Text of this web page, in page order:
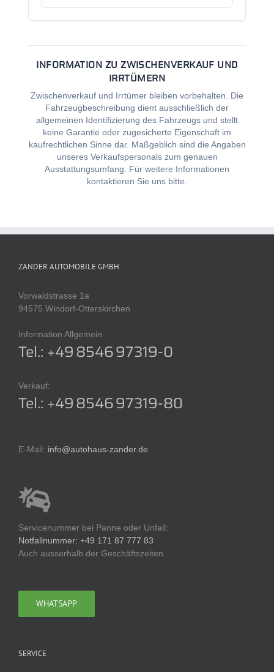
INFORMATION ZU ZWISCHENVERKAUF UND
IRRTÜMERN
Zwischenverkauf und Irrtümer bleiben vorbehalten. Die
Fahrzeugbeschreibung dient ausschließlich der
allgemeinen Identifizierung des Fahrzeugs und stellt
keine Garantie oder zugesicherte Eigenschaft im
kaufrechtlichen Sinne dar. Maßgeblich sind die Angaben
unseres Verkaufspersonals zum genauen
Ausstattungsumfang. Für weitere Informationen
kontaktieren Sie uns bitte.
ZANDER AUTOMOBILE GMBH
Vorwaldstrasse 1a
94575 Windorf-Otterskirchen
Information Allgemein
Tel.: +49 8546 97319-0
Verkauf:
Tel.: +49 8546 97319-80
E-Mail: info@autohaus-zander.de
Servicenummer bei Panne oder Unfall:
Notfallnummer: +49 171 87 777 83
Auch ausserhalb der Geschäftszeiten.
WHATSAPP
SERVICE